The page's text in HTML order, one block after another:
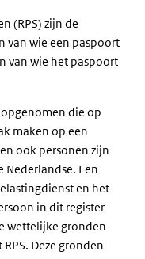
(RPS) zijn de
van wie een paspoort
van wie het paspoort
die op
maken op een
ook personen zijn
Een
en het
in dit register
wettelijke gronden
Deze gronden